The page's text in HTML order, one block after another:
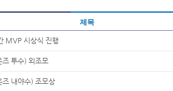
제목
MVP 시상식 진행
즈 투수) 외조모
즈 내야수) 조모상